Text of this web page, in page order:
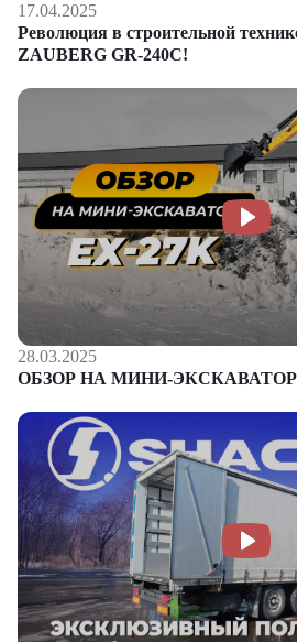
17.04.2025
Революция в строительной
ZAUBERG GR-240C!
28.03.2025
ОБЗОР НА МИНИ-ЭКСКАВАТОР